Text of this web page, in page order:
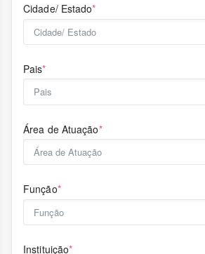
Cidade/ Estado*
Pais*
Área de Atuação*
Função*
Instituição*